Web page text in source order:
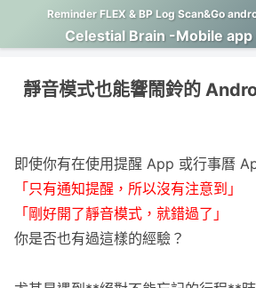
Reminder FLEX & BP Log Scan&Go
Celestial Brain -Mobile
靜音模式也能響鬧鈴的
即使你有在使用提醒 App 或行事曆
「只有通知提醒，所以沒有注意到」
「剛好開了靜音模式，就錯過了」
你是否也有過這樣的經驗？